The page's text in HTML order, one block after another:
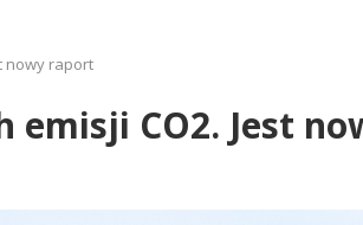
nowy raport
emisji CO2. Jest